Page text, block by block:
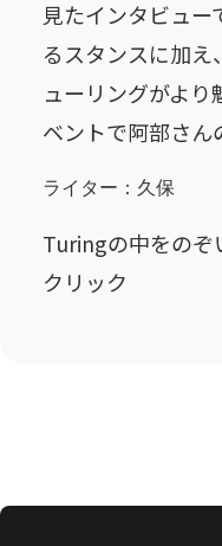
見たインタビュ
るスタンスに加
ューリングがよ
ベントで阿部さん
ライター：久保
Turingの中をのぞ
クリック